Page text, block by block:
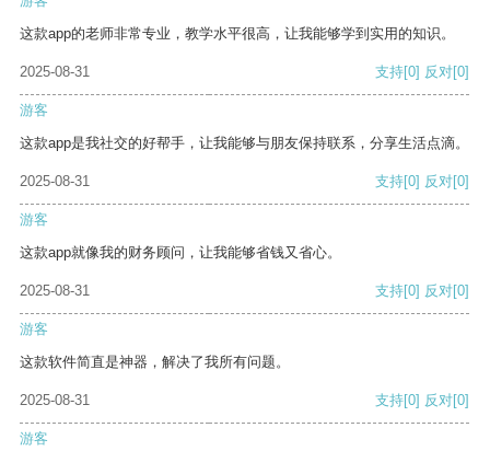
这款app的老师非常专业，教学水平很高，让我能够学到实用的知识。
2025-08-31 支持[0] 反对[0]
游客
这款app是我社交的好帮手，让我能够与朋友保持联系，分享生活点滴。
2025-08-31 支持[0] 反对[0]
游客
这款app就像我的财务顾问，让我能够省钱又省心。
2025-08-31 支持[0] 反对[0]
游客
这款软件简直是神器，解决了我所有问题。
2025-08-31 支持[0] 反对[0]
游客